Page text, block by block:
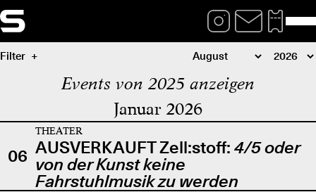
Filter
Events von 2025 anzeigen
Januar 2026
06
THEATER
AUSVERKAUFT Zell:stoff: 4/5 oder
von der Kunst keine
Fahrstuhlmusik zu werden